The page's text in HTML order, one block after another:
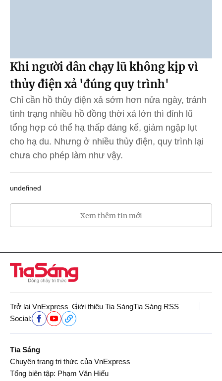
Khi người dân chạy lũ không kịp vì
thủy điện xả 'đúng quy trình'
Chỉ cần hồ thủy điện xả sớm hơn nửa ngày, tránh
tình trạng nhiều hồ đồng thời xả lớn thì đỉnh lũ
tổng hợp có thể hạ thấp đáng kể, giảm ngập lụt
cho hạ du. Nhưng ở nhiều thủy điện, quy trình lại
chưa cho phép làm như vậy.
undefined
Xem thêm tin mới
Trở lại VnExpress Giới thiệu Tia SángTia Sáng RSS
Social:
Tia Sáng
Chuyên trang tri thức của VnExpress
Tổng biên tập: Phạm Văn Hiếu